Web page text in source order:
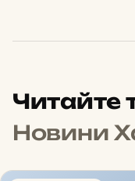
Читайте
Новини